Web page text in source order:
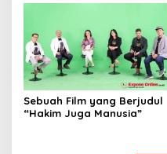
Sebuah Film yang Berjudul
“Hakim Juga Manusia”